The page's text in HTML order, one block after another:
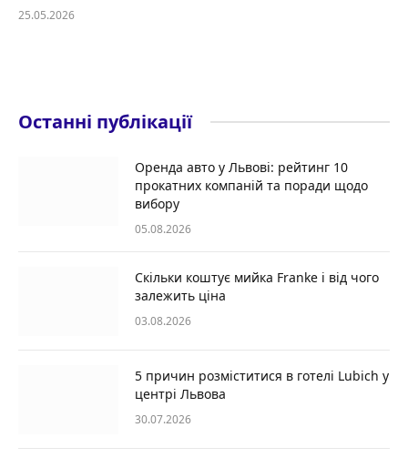
25.05.2026
Останні публікації
Оренда авто у Львові: рейтинг 10
прокатних компаній та поради щодо
вибору
05.08.2026
Скільки коштує мийка Franke і від чого
залежить ціна
03.08.2026
5 причин розміститися в готелі Lubich у
центрі Львова
30.07.2026